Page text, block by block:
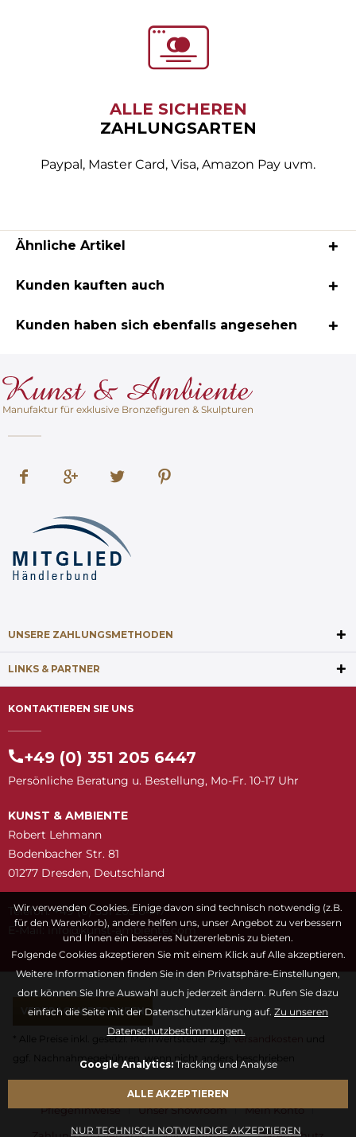
ALLE SICHEREN
ZAHLUNGSARTEN
Paypal, Master Card, Visa, Amazon Pay uvm.
Ähnliche Artikel
Kunden kauften auch
Kunden haben sich ebenfalls angesehen
Manufaktur für exklusive Bronzefiguren & Skulpturen
UNSERE ZAHLUNGSMETHODEN
LINKS & PARTNER
KONTAKTIEREN SIE UNS
+49 (0) 351 205 6447
Persönliche Beratung u. Bestellung, Mo-Fr. 10-17 Uhr
KUNST & AMBIENTE
Robert Lehmann
Bodenbacher Str. 81
01277 Dresden, Deutschland
Telefon: +49 (0) 351 205 6447
E-Mail:
moc.etneibma-t
snuk@ofni
VERTRAG WIDERRUFEN
* Alle Preise inkl. gesetzl. Mehrwertsteuer zzgl.Versandkosten
und
ggf. Nachnahmegebühren, wenn nicht anders beschrieben
Pflegehinweise
Unser Showroom
Mein Konto
Wir verwenden Cookies. Einige davon sind technisch notwendig (z.B.
für den Warenkorb), andere helfen uns, unser Angebot zu verbessern
und Ihnen ein besseres Nutzererlebnis zu bieten.
Folgende Cookies akzeptieren Sie mit einem Klick auf Alle akzeptieren.
Weitere Informationen finden Sie in den Privatsphäre-Einstellungen,
dort können Sie Ihre Auswahl auch jederzeit ändern. Rufen Sie dazu
einfach die Seite mit der Datenschutzerklärung auf. Zu unseren
Datenschutzbestimmungen.
Google Analytics:Tracking und Analyse
NUR TECHNISCH NOTWENDIGE AKZEPTIEREN
ALLE AKZEPTIEREN